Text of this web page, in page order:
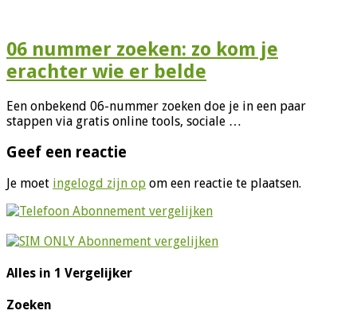
06 nummer zoeken: zo kom je
erachter wie er belde
Een onbekend 06-nummer zoeken doe je in een paar
stappen via gratis online tools, sociale …
Geef een reactie
Je moet ingelogd zijn op om een reactie te plaatsen.
Alles in 1 Vergelijker
Zoeken